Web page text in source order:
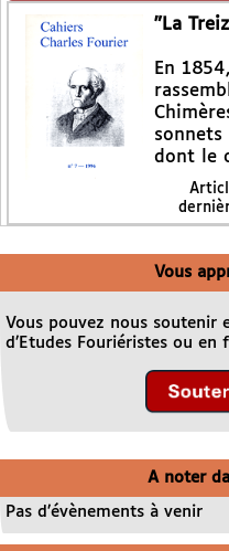
"La
En
dont le
Vous
Vous pouvez nous soutenir
d’Etudes Fouriéristes ou
A noter
Pas d’évènements à venir